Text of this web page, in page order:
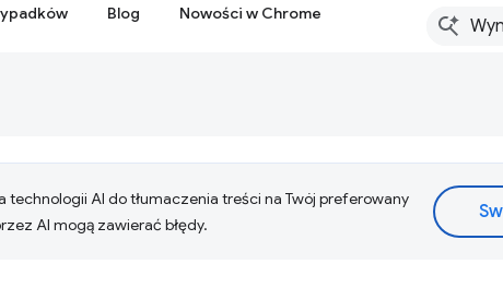
Blog Nowości w Chrome
technologii AI do tłumaczenia treści na Twój preferowany
AI mogą zawierać błędy.